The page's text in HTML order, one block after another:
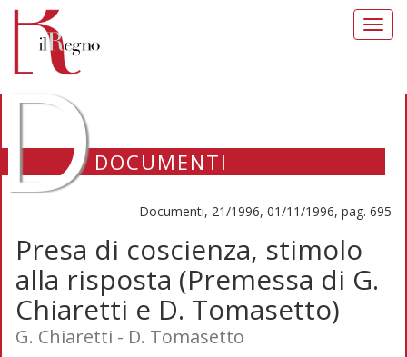
DOCUMENTI
Documenti, 21/1996, 01/11/1996, pag. 695
Presa di coscienza, stimolo
alla risposta (Premessa di G.
Chiaretti e D. Tomasetto)
G. Chiaretti - D. Tomasetto